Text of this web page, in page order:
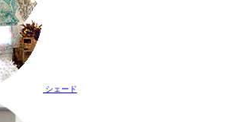
シェード